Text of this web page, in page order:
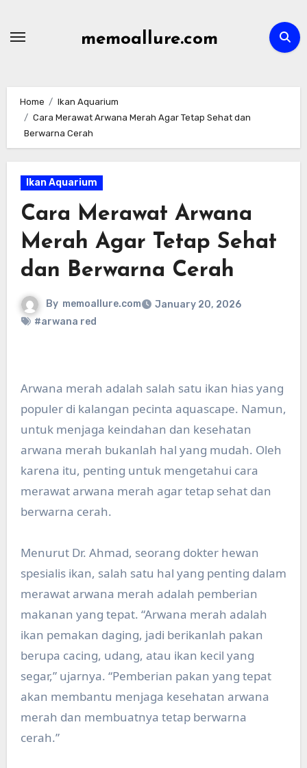
memoallure.com
Home
Ikan Aquarium
Cara Merawat Arwana Merah Agar Tetap Sehat dan
Berwarna Cerah
Ikan Aquarium
Cara Merawat Arwana
Merah Agar Tetap Sehat
dan Berwarna Cerah
By memoallure.com
January 20, 2026
#arwana red
Arwana merah adalah salah satu ikan hias yang
populer di kalangan pecinta aquascape. Namun,
untuk menjaga keindahan dan kesehatan
arwana merah bukanlah hal yang mudah. Oleh
karena itu, penting untuk mengetahui cara
merawat arwana merah agar tetap sehat dan
berwarna cerah.
Menurut Dr. Ahmad, seorang dokter hewan
spesialis ikan, salah satu hal yang penting dalam
merawat arwana merah adalah pemberian
makanan yang tepat. “Arwana merah adalah
ikan pemakan daging, jadi berikanlah pakan
berupa cacing, udang, atau ikan kecil yang
segar,” ujarnya. “Pemberian pakan yang tepat
akan membantu menjaga kesehatan arwana
merah dan membuatnya tetap berwarna
cerah.”